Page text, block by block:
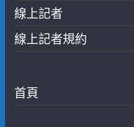
線上記者
線上記者規約
首頁